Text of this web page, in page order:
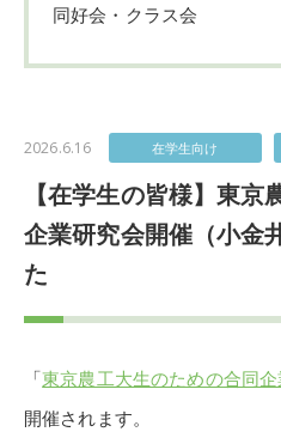
同好会・クラス会
2026.6.16 在学生向け
【在学生の皆様】東
企業研究会開催（小金
た
「東京農工大生のための合同
開催されます。